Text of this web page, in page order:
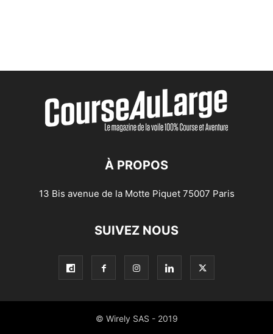
À PROPOS
13 Bis avenue de la Motte Piquet 75007 Paris
SUIVEZ NOUS
© Wirely SAS - 2019